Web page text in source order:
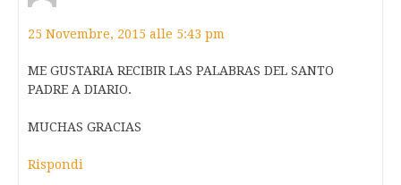
25 Novembre, 2015 alle 5:43 pm
ME GUSTARIA RECIBIR LAS PALABRAS DEL SANTO
PADRE A DIARIO.
MUCHAS GRACIAS
Rispondi